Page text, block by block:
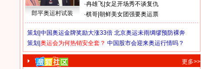
郎平奥运村试装
·冉雄飞 女足开场秀不谈复仇
·棋哥 朝鲜美女团强要奥运票
策划| 中国奥运金牌奖励大涨33倍 北京奥运未雨绸缪预防裸奔
策划| 奥运会为何热销安全套？ 中国股市会迎来奥运行情吗？
更多>>